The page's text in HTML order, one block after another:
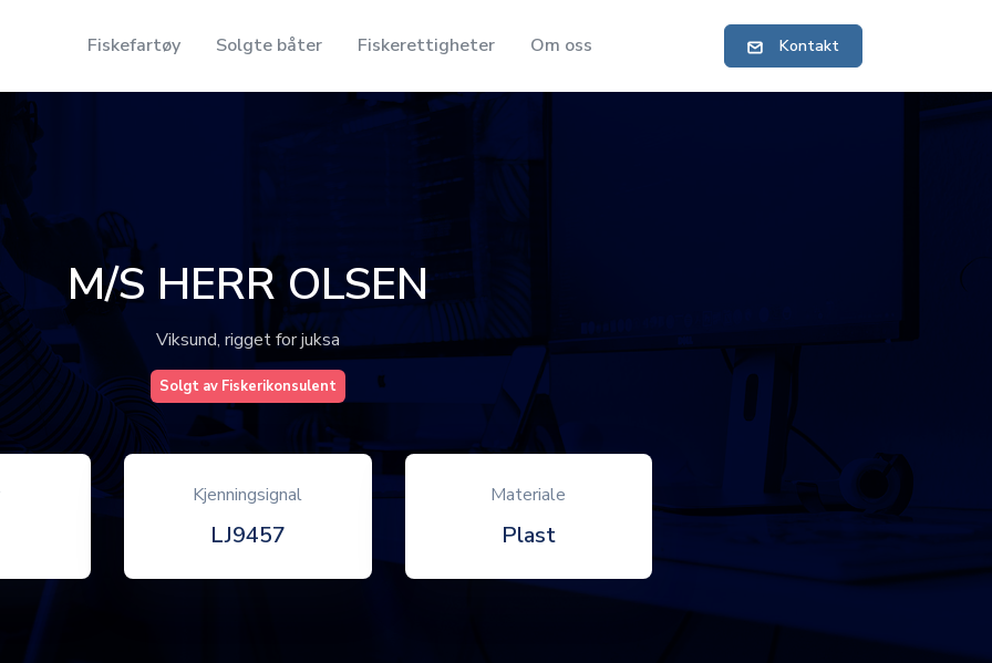
Fiskefartøy Solgte båter Fiskerettigheter Om oss Kontakt
M/S HERR OLSEN
Viksund, rigget for juksa
Solgt av Fiskerikonsulent
Kjenningsignal
LJ9457
Materiale
Plast